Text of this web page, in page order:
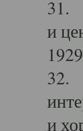
31.
и
32.
и